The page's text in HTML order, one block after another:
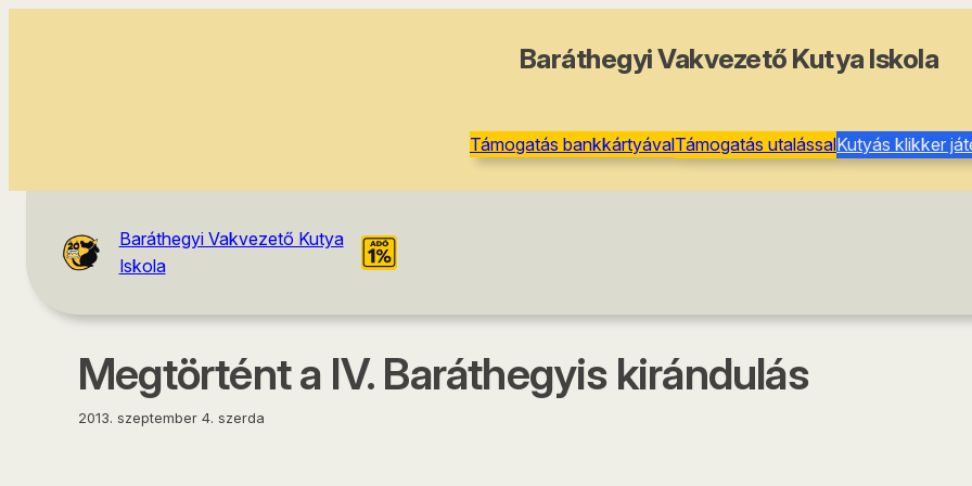
Baráthegyi Vakvezető Kutya Iskola
Támogatás bankkártyávalTámogatás utalássalKutyás klikker
Baráthegyi Vakvezető Kutya
Iskola
Megtörtént a IV. Baráthegyis kirándulás
2013. szeptember 4. szerda